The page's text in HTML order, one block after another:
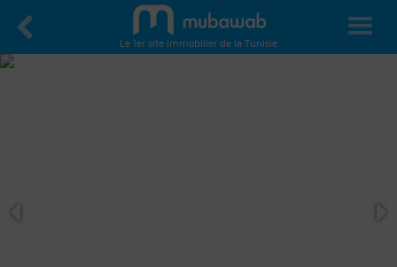
Le 1er site immobilier de la Tunisie